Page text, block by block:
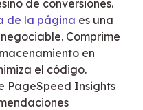
de la página es una
Comprime
en
el código.
PageSpeed Insights